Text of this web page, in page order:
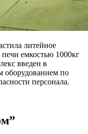
литейное
емкостью 1000кг
введен в
оборудованием по
персонала.